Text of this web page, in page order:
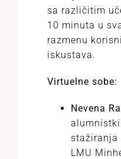
sa različitim
10 minuta u
razmenu
iskustava.
Virtuelne sobe:
Nevena
stažiranja
LMU